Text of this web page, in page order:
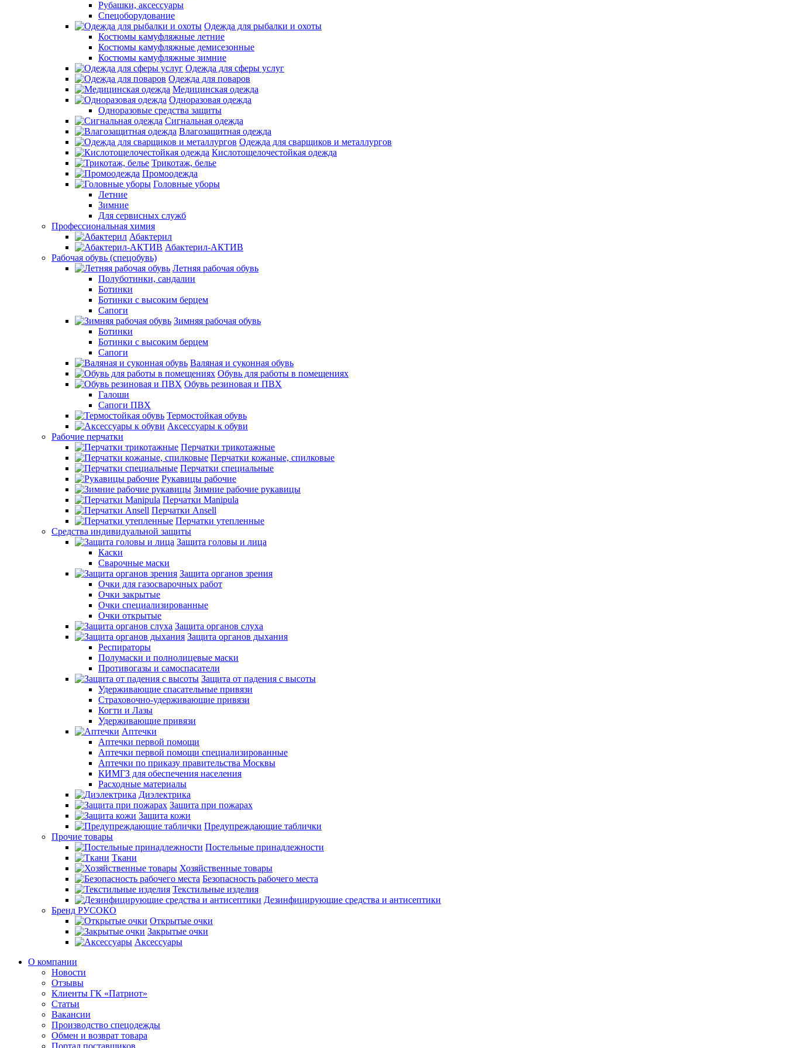
Рубашки, аксессуары
Спецоборудование
Одежда для рыбалки и охоты
Костюмы камуфляжные летние
Костюмы камуфляжные демисезонные
Костюмы камуфляжные зимние
Одежда для сферы услуг
Одежда для поваров
Медицинская одежда
Одноразовая одежда
Одноразовые средства защиты
Сигнальная одежда
Влагозащитная одежда
Одежда для сварщиков и металлургов
Кислотощелочестойкая одежда
Трикотаж, белье
Промоодежда
Головные уборы
Летние
Зимние
Для сервисных служб
Профессиональная химия
Абактерил
Абактерил-АКТИВ
Рабочая обувь (спецобувь)
Летняя рабочая обувь
Полуботинки, сандалии
Ботинки
Ботинки с высоким берцем
Сапоги
Зимняя рабочая обувь
Ботинки
Ботинки с высоким берцем
Сапоги
Валяная и суконная обувь
Обувь для работы в помещениях
Обувь резиновая и ПВХ
Галоши
Сапоги ПВХ
Термостойкая обувь
Аксессуары к обуви
Рабочие перчатки
Перчатки трикотажные
Перчатки кожаные, спилковые
Перчатки специальные
Рукавицы рабочие
Зимние рабочие рукавицы
Перчатки Manipula
Перчатки Ansell
Перчатки утепленные
Средства индивидуальной защиты
Защита головы и лица
Каски
Сварочные маски
Защита органов зрения
Очки для газосварочных работ
Очки закрытые
Очки специализированные
Очки открытые
Защита органов слуха
Защита органов дыхания
Респираторы
Полумаски и полнолицевые маски
Противогазы и самоспасатели
Защита от падения с высоты
Удерживающие спасательные привязи
Страховочно-удерживающие привязи
Когти и Лазы
Удерживающие привязи
Аптечки
Аптечки первой помощи
Аптечки первой помощи специализированные
Аптечки по приказу правительства Москвы
КИМГЗ для обеспечения населения
Расходные материалы
Диэлектрика
Защита при пожарах
Защита кожи
Предупреждающие таблички
Прочие товары
Постельные принадлежности
Ткани
Хозяйственные товары
Безопасность рабочего места
Текстильные изделия
Дезинфицирующие средства и антисептики
Бренд РУСОКО
Открытые очки
Закрытые очки
Аксессуары
О компании
Новости
Отзывы
Клиенты ГК «Патриот»
Статьи
Вакансии
Производство спецодежды
Обмен и возврат товара
Портал поставщиков